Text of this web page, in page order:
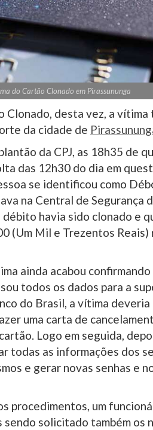
do Cartão Clonado em Pirassununga
desta vez, a vítima
da cidade de
da CPJ, as 18h35 de
das 12h30 do dia em
se identificou como
na Central de Segurança
havia sido clonado e
(Um Mil e Trezentos Reais)
ainda acabou
todos os dados para a
do Brasil, a vítima
uma carta de
Logo em seguida,
todas as informações dos
e gerar novas senhas e
procedimentos, um
solicitado também os